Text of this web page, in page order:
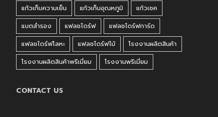
แก้วเก็บความเย็น
แก้วเก็บอุณหภูมิ
แก้วเชค
แบตสำรอง
แฟลชไดร์ฟ
แฟลชไดร์ฟการ์ด
แฟลชไดร์ฟโลหะ
แฟลชไดร์ฟไม้
โรงงานผลิตสินค้า
โรงงานผลิตสินค้าพรีเมี่ยม
โรงงานพรีเมี่ยม
CONTACT US